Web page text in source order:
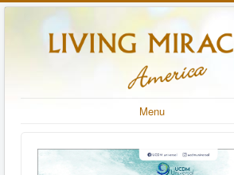
Menu